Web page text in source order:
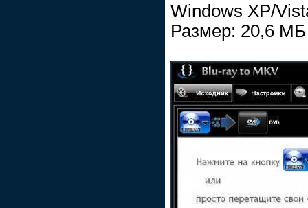
Windows XP/
Размер: 20,6 МБ